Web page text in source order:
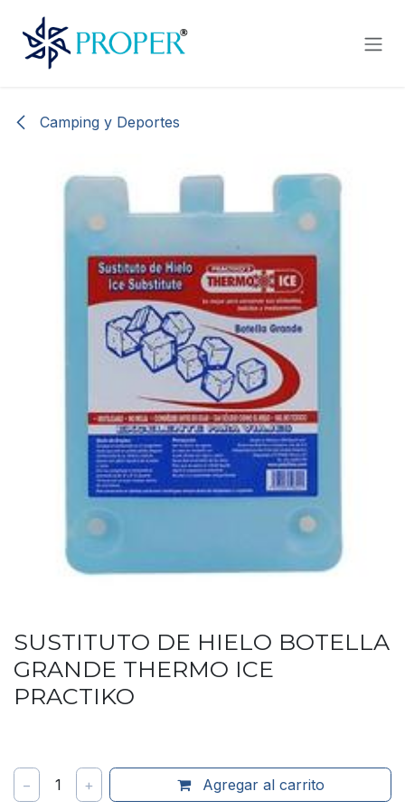
Camping y Deportes
SUSTITUTO DE HIELO BOTELLA
GRANDE THERMO ICE
PRACTIKO
− 1 + Agregar al carrito